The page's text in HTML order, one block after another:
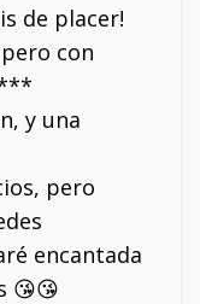
de placer!
con
y una
pero
encantada
😘😘